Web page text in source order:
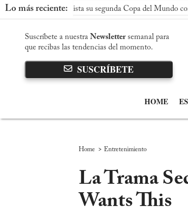
Lo más reciente:
conquista su segunda Copa del Mundo con una
Suscríbete a nuestra Newsletter semanal para
que recibas las tendencias del momento.
SUSCRÍBETE
HOME
Home > Entretenimiento
La Trama
Wants This